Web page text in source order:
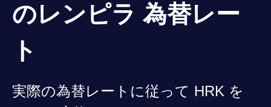
のレンピラ 為替レー
ト
実際の為替レートに従って HRK を